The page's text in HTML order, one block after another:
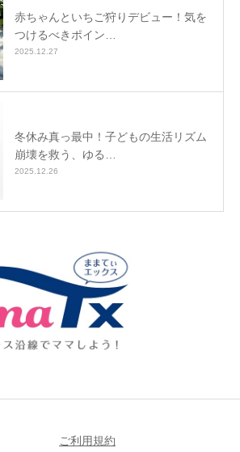
赤ちゃんといちご狩りデビュー！気を
つけるべきポイン…
2025.12.27
冬休み真っ最中！子どもの生活リズム
崩壊を救う、ゆる…
2025.12.26
ご利用規約